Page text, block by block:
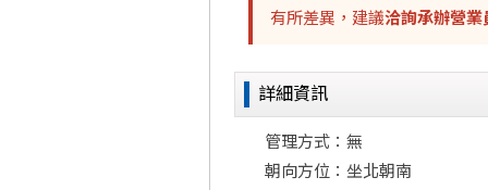
有所差異，建議洽詢承辦營業
詳細資訊
管理方式：無
朝向方位：坐北朝南